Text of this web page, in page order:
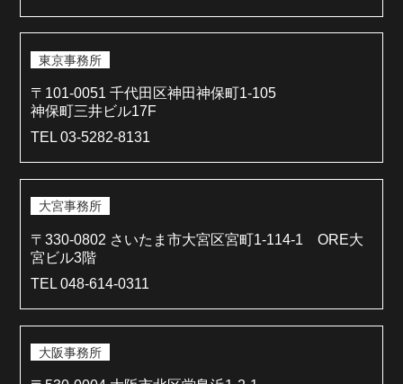
東京事務所
〒101-0051 千代田区神田神保町1-105
神保町三井ビル17F
TEL 03-5282-8131
大宮事務所
〒330-0802 さいたま市大宮区宮町1-114-1 ORE大
宮ビル3階
TEL 048-614-0311
大阪事務所